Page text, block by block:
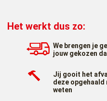
Het werkt dus zo:
We brengen je
jouw gekozen
Jij gooit het
deze
weten